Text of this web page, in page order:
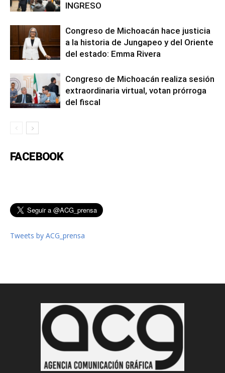
INGRESO
Congreso de Michoacán hace justicia
a la historia de Jungapeo y del Oriente
del estado: Emma Rivera
Congreso de Michoacán realiza sesión
extraordinaria virtual, votan prórroga
del fiscal
FACEBOOK
Tweets by ACG_prensa